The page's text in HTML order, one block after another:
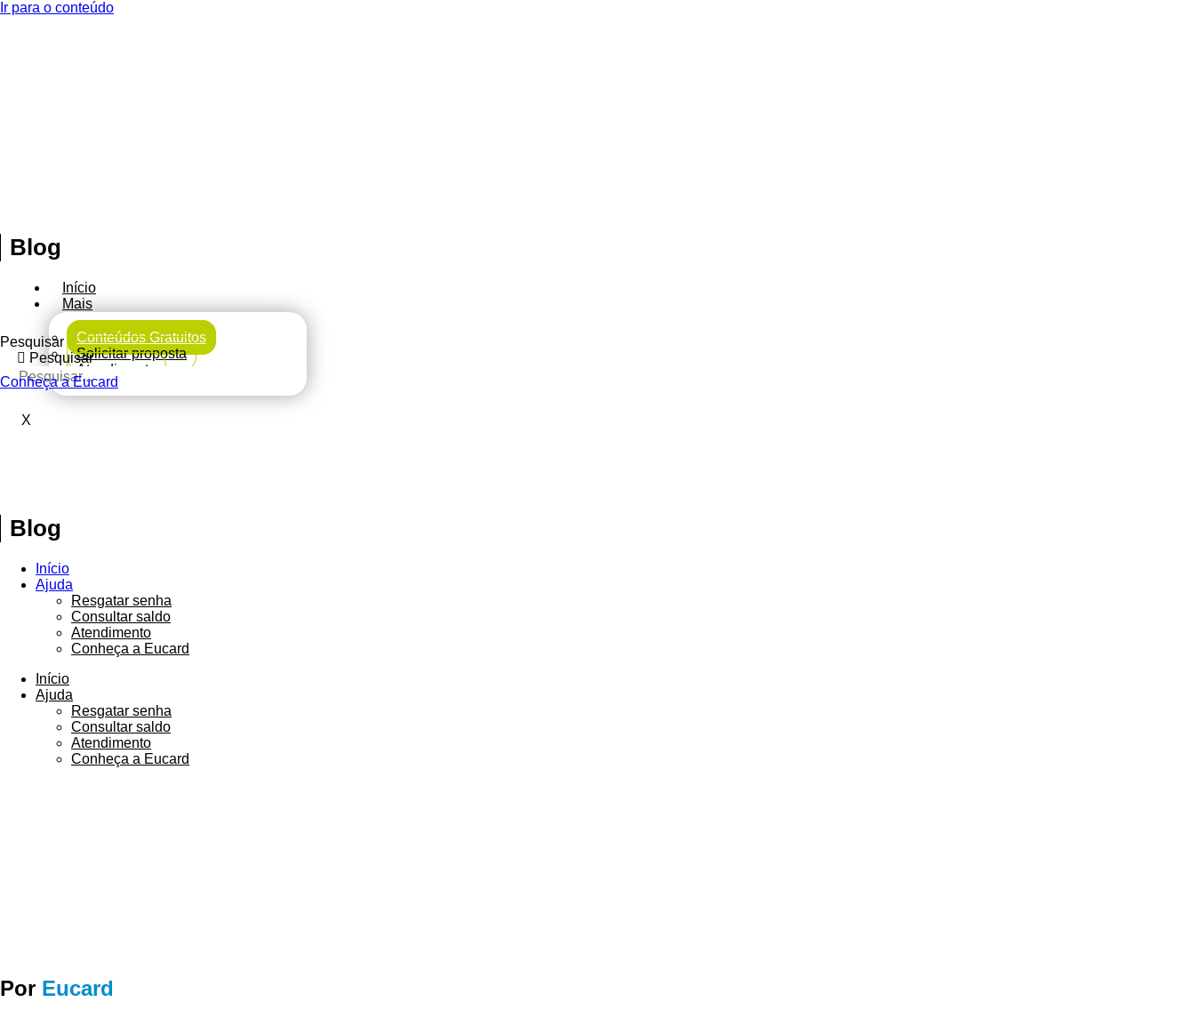
Ir para o conteúdo
Blog
Início
Mais
Conteúdos Gratuitos
Solicitar proposta
Atendimento
X
Pesquisar
Pesquisar
Conheça a Eucard
Blog
Início
Ajuda
Resgatar senha
Consultar saldo
Atendimento
Conheça a Eucard
Início
Ajuda
Resgatar senha
Consultar saldo
Atendimento
Conheça a Eucard
Por Eucard